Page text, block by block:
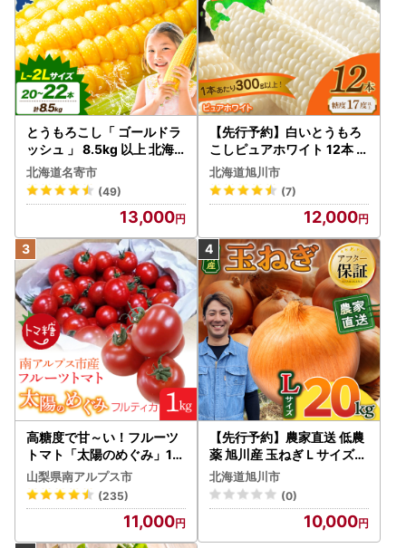
とうもろこし「 ゴールドラ
ッシュ 」 8.5kg 以上 北海
道 名寄 スイートコーン
北海道名寄市
(49)
13,000
【先行予約】白いとうもろ
こしピュアホワイト 12本 3.
6kg（2026年8月下旬から
発送開始） とうもろこし
北海道旭川市
(7)
12,000
高糖度で甘～い！フルーツ
トマト「太陽のめぐみ」1k
g ALPBI001 | 高糖度 おす
すめ 産地直送 新鮮 フレッ
シュ 高栄養素 南アルプス市
山梨県南アルプス市
(235)
11,000
【先行予約】農家直送 低農
薬 旭川産 玉ねぎＬサイズ2
0kg(2026年9月発送開始
予定)_ | 玉ねぎ 05935
北海道旭川市
(0)
10,000